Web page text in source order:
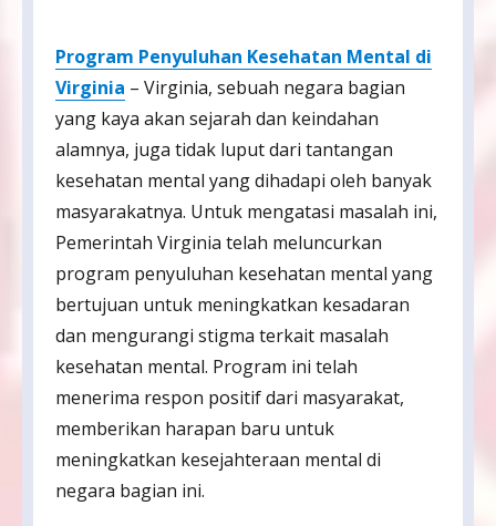
Program Penyuluhan Kesehatan Mental di
Virginia – Virginia, sebuah negara bagian
yang kaya akan sejarah dan keindahan
alamnya, juga tidak luput dari tantangan
kesehatan mental yang dihadapi oleh banyak
masyarakatnya. Untuk mengatasi masalah ini,
Pemerintah Virginia telah meluncurkan
program penyuluhan kesehatan mental yang
bertujuan untuk meningkatkan kesadaran
dan mengurangi stigma terkait masalah
kesehatan mental. Program ini telah
menerima respon positif dari masyarakat,
memberikan harapan baru untuk
meningkatkan kesejahteraan mental di
negara bagian ini.